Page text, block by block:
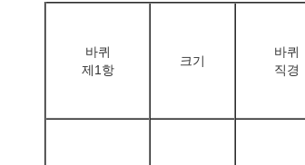
바퀴
제1항
크기
바퀴
직경